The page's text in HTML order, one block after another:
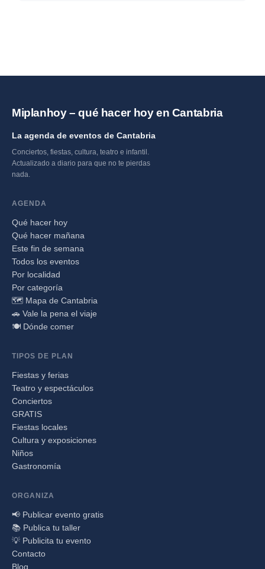
Miplanhoy – qué hacer hoy en Cantabria
La agenda de eventos de Cantabria
Conciertos, fiestas, cultura, teatro e infantil.
Actualizado a diario para que no te pierdas
nada.
AGENDA
Qué hacer hoy
Qué hacer mañana
Este fin de semana
Todos los eventos
Por localidad
Por categoría
🗺️ Mapa de Cantabria
🚗 Vale la pena el viaje
🍽️ Dónde comer
TIPOS DE PLAN
Fiestas y ferias
Teatro y espectáculos
Conciertos
GRATIS
Fiestas locales
Cultura y exposiciones
Niños
Gastronomía
ORGANIZA
📢 Publicar evento gratis
📚 Publica tu taller
💡 Publicita tu evento
Contacto
Blog